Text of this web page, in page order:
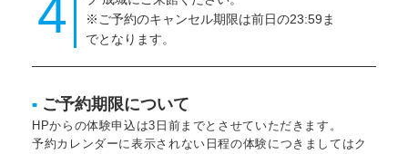
4
※ご予約のキャンセル期限は前日の23:59ま
でとなります。
■ ご予約期限について
HPからの体験申込は3日前までとさせていただきます。
予約カレンダーに表示されない日程の体験につきましてはク